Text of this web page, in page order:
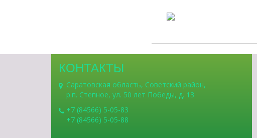
КОНТАКТЫ
Саратовская область, Советский район,
р.п. Степное, ул. 50 лет Победы, д. 13
+7 (84566) 5-05-83
+7 (84566) 5-05-88